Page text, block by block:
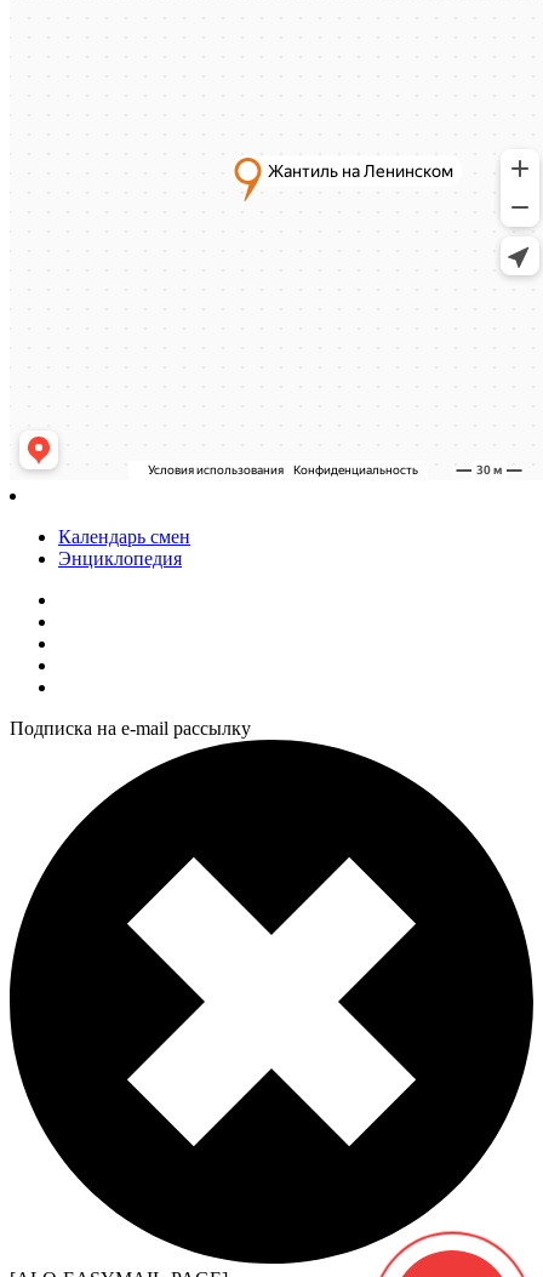
Календарь смен
Энциклопедия
Подписка на e-mail рассылку